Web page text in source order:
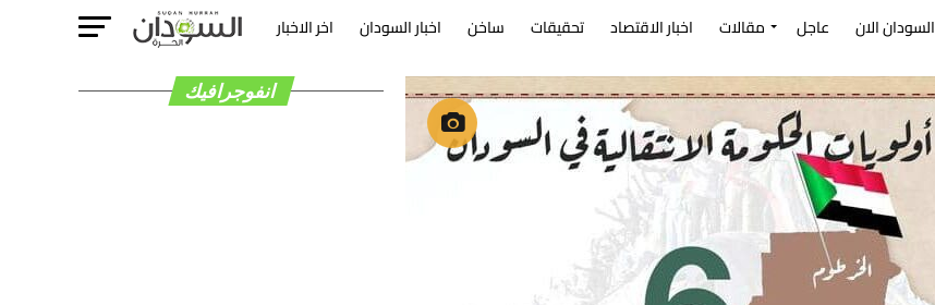
السودان الان عاجل مقالات اخبار الاقتصاد تحقيقات ساخن اخبار السودان اخر الاخبار
انفوجرافيك